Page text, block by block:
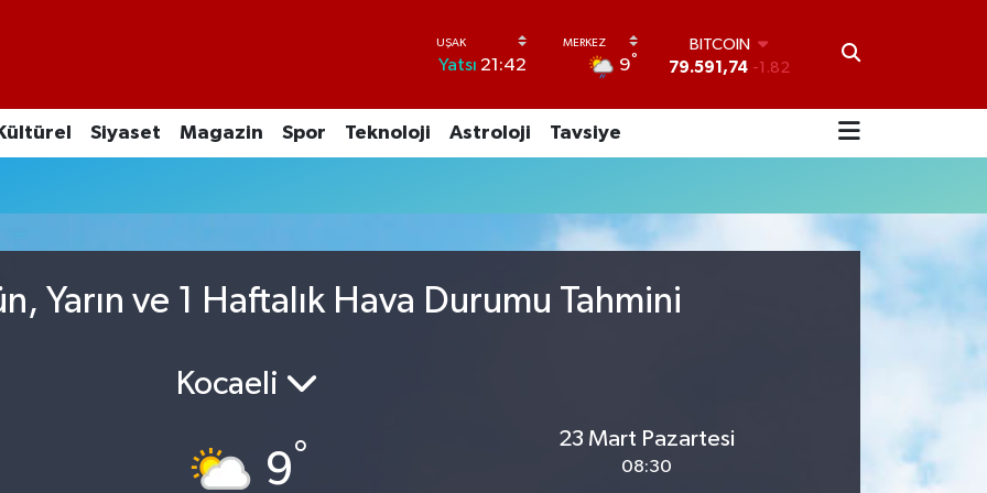
Yatsı 21:42 9°
BITCOIN
79.591,74 -1.82
45,43620 0.02
53,38690 0.19
6862,09000 0.19
Kültürel Siyaset Magazin Spor Teknoloji Astroloji Tavsiye
Yarın ve 1 Haftalık Hava Durumu Tahmini
Kocaeli
9°
23 Mart Pazartesi
08:30